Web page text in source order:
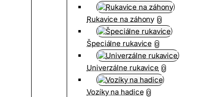
Rukavice na záhony 0
Špeciálne rukavice 0
Univerzálne rukavice 0
Vozíky na hadice 0